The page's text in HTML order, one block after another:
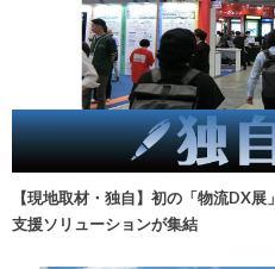
【現地取材・独自】初の「物流DX
支援ソリューションが集結